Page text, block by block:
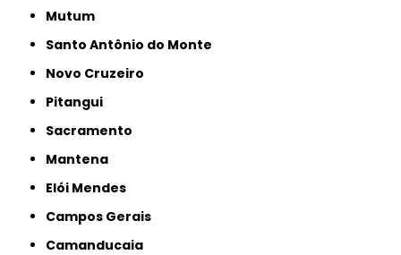
Mutum
Santo Antônio do Monte
Novo Cruzeiro
Pitangui
Sacramento
Mantena
Elói Mendes
Campos Gerais
Camanducaia